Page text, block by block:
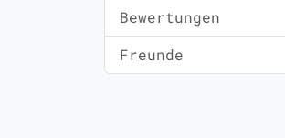
Bewertungen
Freunde